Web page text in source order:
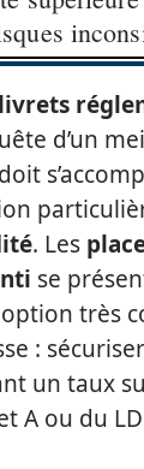
livrets
d’un
doit
. Les
se
très
:
un taux
A ou du